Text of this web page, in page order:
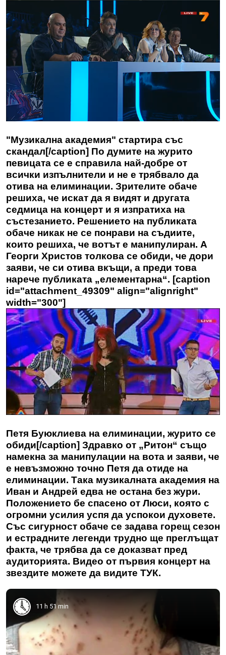
"Музикална академия" стартира със
скандал[/caption] По думите на журито
певицата се е справила най-добре от
всички изпълнители и не е трябвало да
отива на елиминации. Зрителите обаче
решиха, че искат да я видят и другата
седмица на концерт и я изпратиха на
състезанието. Решението на публиката
обаче никак не се понрави на съдиите,
които решиха, че вотът е манипулиран. А
Георги Христов толкова се обиди, че дори
заяви, че си отива вкъщи, а преди това
нарече публиката „елементарна“. [caption
id="attachment_49309" align="alignright"
width="300"]
Петя Буюклиева на елиминации, журито се
обиди[/caption] Здравко от „Ритон“ също
намекна за манипулации на вота и заяви, че
е невъзможно точно Петя да отиде на
елиминации. Така музикалната академия на
Иван и Андрей едва не остана без жури.
Положението бе спасено от Люси, която с
огромни усилия успя да успокои духовете.
Със сигурност обаче се задава горещ сезон
и естрадните легенди трудно ще преглъщат
факта, че трябва да се доказват пред
аудиторията. Видео от първия концерт на
звездите можете да видите ТУК.
11 h 51 min